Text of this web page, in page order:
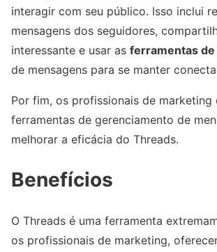
interagir com seu público. Isso inclui
mensagens dos seguidores,
interessante e usar as ferramentas
de mensagens para se manter
Por fim, os profissionais de marketing
ferramentas de gerenciamento de
melhorar a eficácia do Threads.
Benefícios
O Threads é uma ferramenta
os profissionais de marketing,